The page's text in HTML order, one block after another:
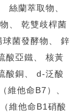
絲蘭萃取物、
、 乾雙歧桿菌
菌發酵物、 鋅
酸亞鐵、 核黃
酸銅、 d-泛酸
維他命B7）、
維他命B1硝酸